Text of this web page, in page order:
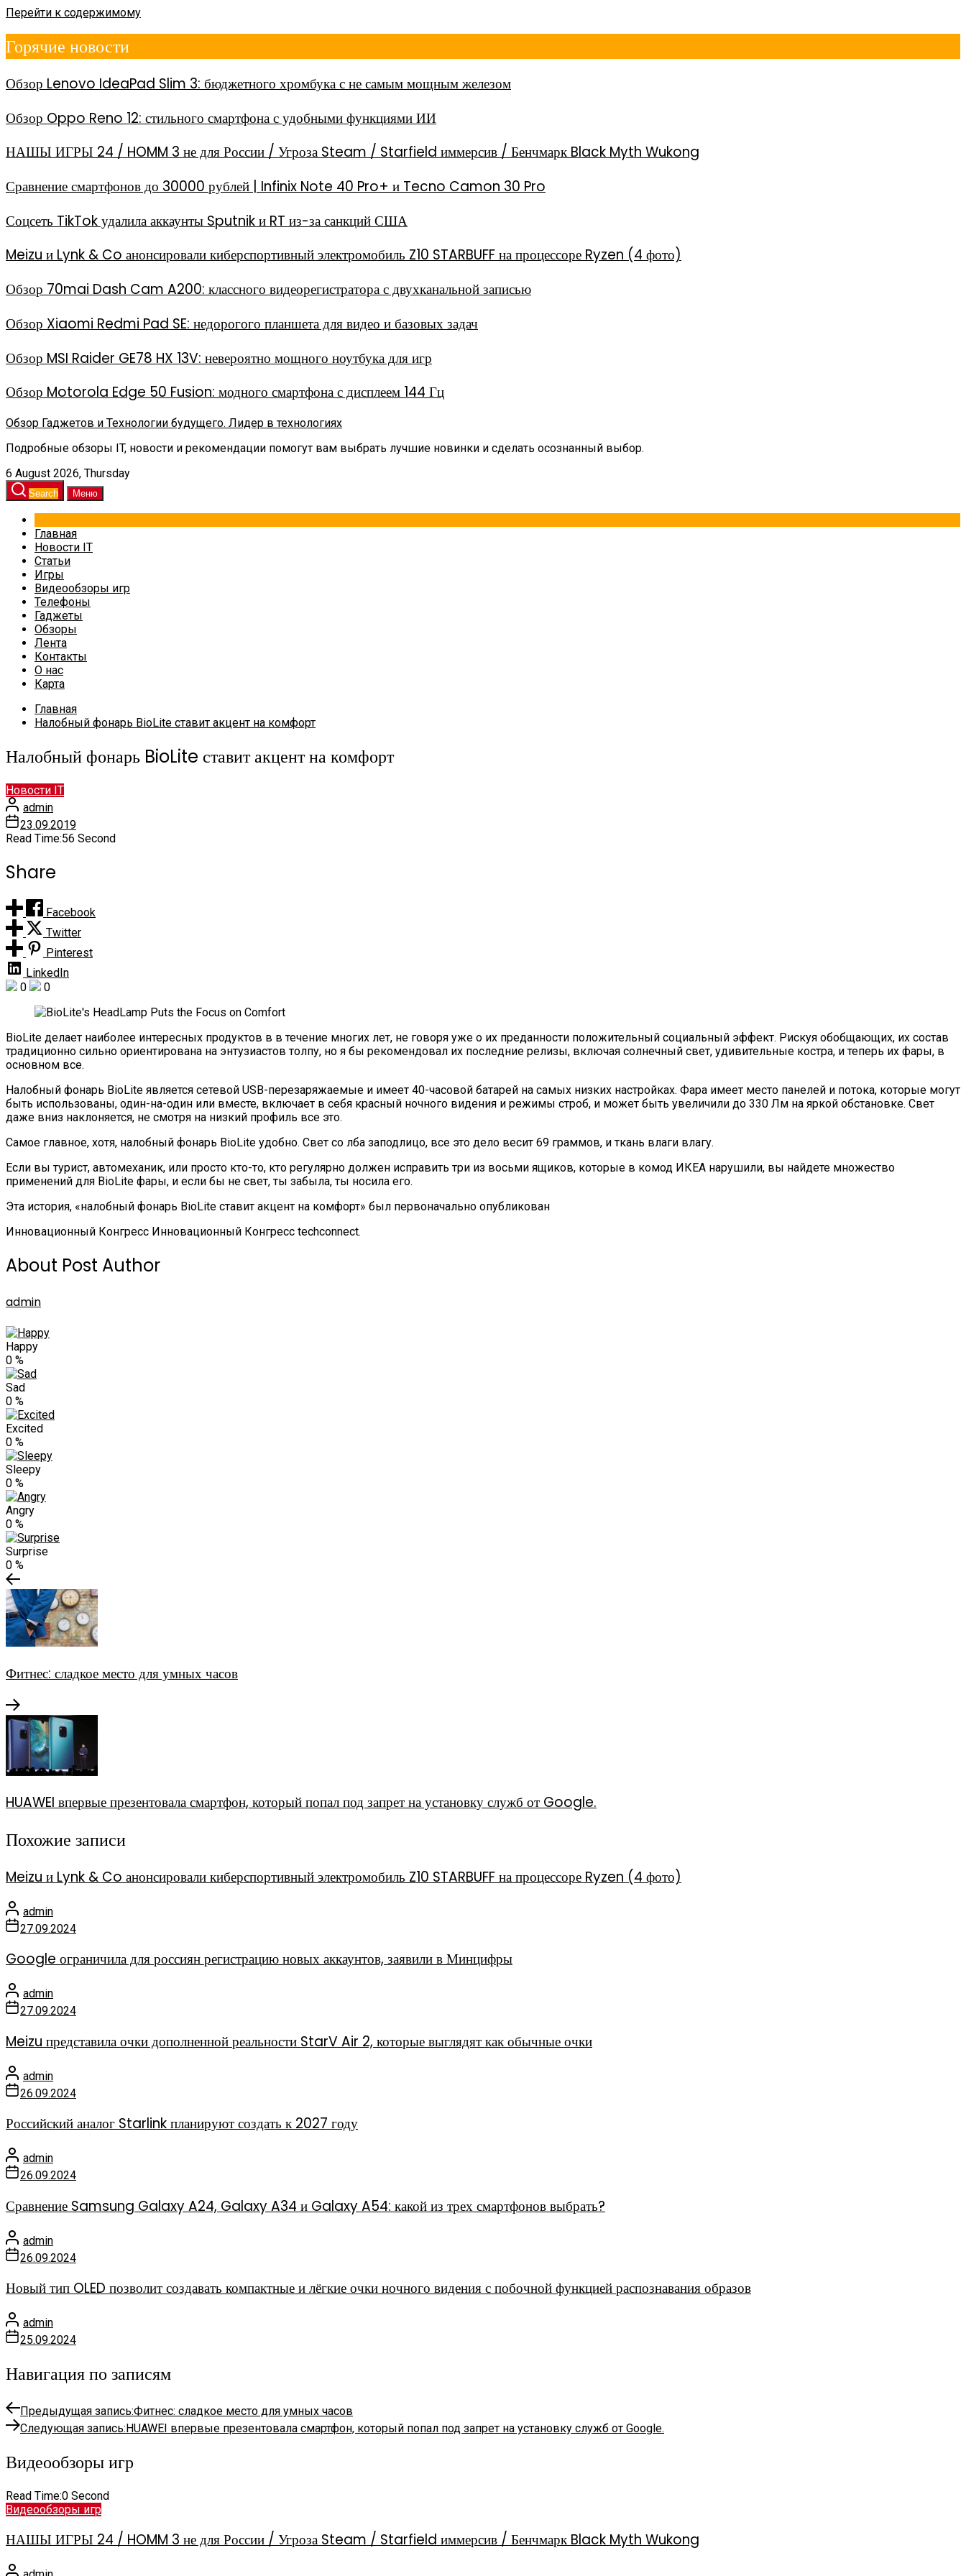
Перейти к содержимому
Горячие новости
Обзор Lenovo IdeaPad Slim 3: бюджетного хромбука с не самым мощным железом
Обзор Oppo Reno 12: стильного смартфона с удобными функциями ИИ
НАШЫ ИГРЫ 24 / HOMM 3 не для России / Угроза Steam / Starfield иммерсив / Бенчмарк Black Myth Wukong
Сравнение смартфонов до 30000 рублей | Infinix Note 40 Pro+ и Tecno Camon 30 Pro
Соцсеть TikTok удалила аккаунты Sputnik и RT из-за санкций США
Meizu и Lynk & Co анонсировали киберспортивный электромобиль Z10 STARBUFF на процессоре Ryzen (4 фото)
Обзор 70mai Dash Cam A200: классного видеорегистратора с двухканальной записью
Обзор Xiaomi Redmi Pad SE: недорогого планшета для видео и базовых задач
Обзор MSI Raider GE78 HX 13V: невероятно мощного ноутбука для игр
Обзор Motorola Edge 50 Fusion: модного смартфона с дисплеем 144 Гц
Обзор Гаджетов и Технологии будущего. Лидер в технологиях
Подробные обзоры IT, новости и рекомендации помогут вам выбрать лучшие новинки и сделать осознанный выбор.
6 August 2026, Thursday
Search Меню
Главная
Новости IT
Статьи
Игры
Видеообзоры игр
Телефоны
Гаджеты
Обзоры
Лента
Контакты
О нас
Карта
Главная
Налобный фонарь BioLite ставит акцент на комфорт
Налобный фонарь BioLite ставит акцент на комфорт
Новости IT
admin
23.09.2019
Read Time:56 Second
Share
Facebook
Twitter
Pinterest
LinkedIn
0
0
BioLite делает наиболее интересных продуктов в в течение многих лет, не говоря уже о их преданности положительный социальный эффект. Рискуя обобщающих, их состав
традиционно сильно ориентирована на энтузиастов толпу, но я бы рекомендовал их последние релизы, включая солнечный свет, удивительные костра, и теперь их фары, в
основном все.
Налобный фонарь BioLite является сетевой USB-перезаряжаемые и имеет 40-часовой батарей на самых низких настройках. Фара имеет место панелей и потока, которые могут
быть использованы, один-на-один или вместе, включает в себя красный ночного видения и режимы строб, и может быть увеличили до 330 Лм на яркой обстановке. Свет
даже вниз наклоняется, не смотря на низкий профиль все это.
Самое главное, хотя, налобный фонарь BioLite удобно. Свет со лба заподлицо, все это дело весит 69 граммов, и ткань влаги влагу.
Если вы турист, автомеханик, или просто кто-то, кто регулярно должен исправить три из восьми ящиков, которые в комод ИКЕА нарушили, вы найдете множество
применений для BioLite фары, и если бы не свет, ты забыла, ты носила его.
Эта история, «налобный фонарь BioLite ставит акцент на комфорт» был первоначально опубликован
Инновационный Конгресс Инновационный Конгресс techconnect.
About Post Author
admin
Happy
0 %
Sad
0 %
Excited
0 %
Sleepy
0 %
Angry
0 %
Surprise
0 %
Фитнес: сладкое место для умных часов
HUAWEI впервые презентовала смартфон, который попал под запрет на установку служб от Google.
Похожие записи
Meizu и Lynk & Co анонсировали киберспортивный электромобиль Z10 STARBUFF на процессоре Ryzen (4 фото)
admin
27.09.2024
Google ограничила для россиян регистрацию новых аккаунтов, заявили в Минцифры
admin
27.09.2024
Meizu представила очки дополненной реальности StarV Air 2, которые выглядят как обычные очки
admin
26.09.2024
Российский аналог Starlink планируют создать к 2027 году
admin
26.09.2024
Сравнение Samsung Galaxy A24, Galaxy A34 и Galaxy A54: какой из трех смартфонов выбрать?
admin
26.09.2024
Новый тип OLED позволит создавать компактные и лёгкие очки ночного видения с побочной функцией распознавания образов
admin
25.09.2024
Навигация по записям
Предыдущая запись:Фитнес: сладкое место для умных часов
Следующая запись:HUAWEI впервые презентовала смартфон, который попал под запрет на установку служб от Google.
Видеообзоры игр
Read Time:0 Second
Видеообзоры игр
НАШЫ ИГРЫ 24 / HOMM 3 не для России / Угроза Steam / Starfield иммерсив / Бенчмарк Black Myth Wukong